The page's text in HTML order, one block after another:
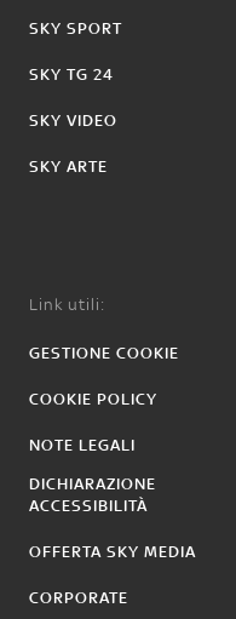
SKY SPORT
SKY TG 24
SKY VIDEO
SKY ARTE
Link utili:
GESTIONE COOKIE
COOKIE POLICY
NOTE LEGALI
DICHIARAZIONE
ACCESSIBILITÀ
OFFERTA SKY MEDIA
CORPORATE